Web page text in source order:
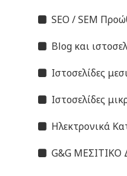
SEO / SEM
Blog και
Ιστοσελίδες
Ιστοσελίδες
Ηλεκτρονικά
G&G ΜΕΣΙΤΙΚΟ